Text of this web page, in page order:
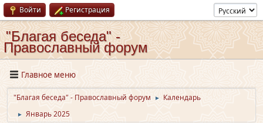
Войти Регистрация
"Благая беседа" -
Православный форум
Главное меню
"Благая беседа" - Православный форум ► Календарь
► Январь 2025